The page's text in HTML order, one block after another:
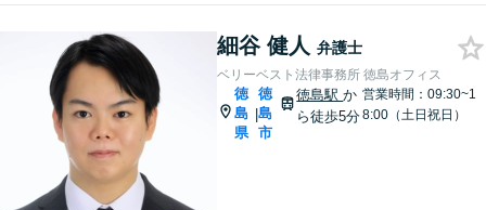
細谷 健人 弁護士
ベリーベスト法律事務所 徳島オフィス
徳
島
県
|
徳
島
市
徳島駅か
ら徒歩5分
営業時間：09:30~1
8:00（土日祝日）